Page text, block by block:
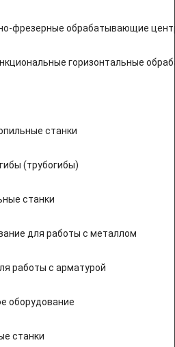
фрезерные обрабатывающие
горизонтальные
станки
(трубогибы)
станки
для работы с металлом
работы с арматурой
оборудование
станки